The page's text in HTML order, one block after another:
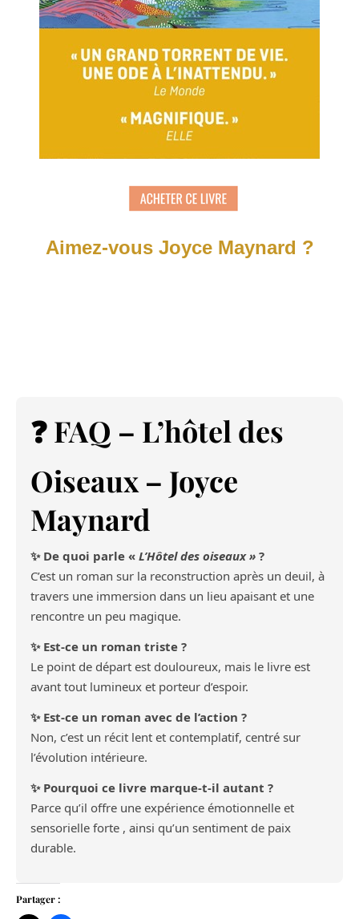
Aimez-vous Joyce Maynard ?
❓ FAQ – L’hôtel des
Oiseaux – Joyce
Maynard
✨ De quoi parle « L’Hôtel des oiseaux » ?
C’est un roman sur la reconstruction après un deuil, à
travers une immersion dans un lieu apaisant et une
rencontre un peu magique.
✨ Est-ce un roman triste ?
Le point de départ est douloureux, mais le livre est
avant tout lumineux et porteur d’espoir.
✨ Est-ce un roman avec de l’action ?
Non, c’est un récit lent et contemplatif, centré sur
l’évolution intérieure.
✨ Pourquoi ce livre marque-t-il autant ?
Parce qu’il offre une expérience émotionnelle et
sensorielle forte , ainsi qu’un sentiment de paix
durable.
Partager :